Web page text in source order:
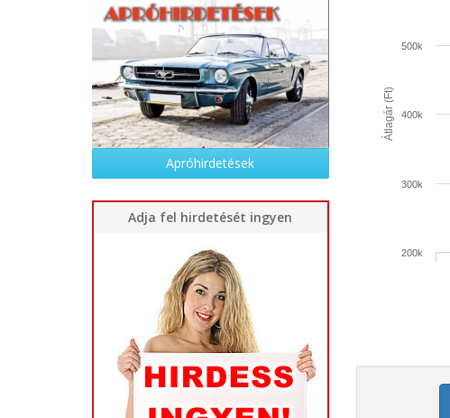
Apróhirdetések
Adja fel hirdetését ingyen
Átlagár (Ft)
200k
300k
400k
500k